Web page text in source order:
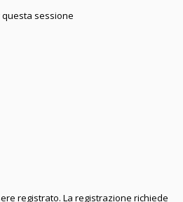
sessione
registrato. La registrazione richiede